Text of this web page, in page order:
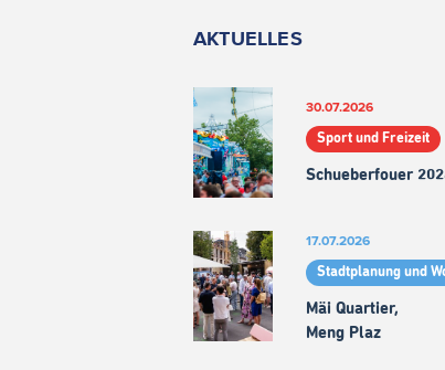
AKTUELLES
30.07.2026
Sport und Freizeit
Schueberfouer
17.07.2026
Stadtplanung und
Mäi Quartier,
Meng Plaz